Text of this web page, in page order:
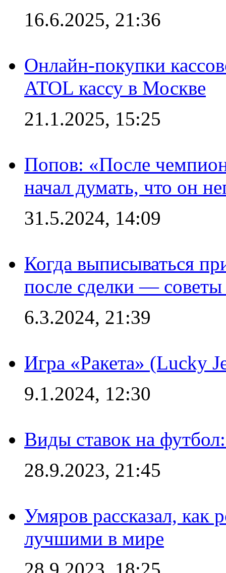
16.6.2025, 21:36
Онлайн-покупки
ATOL кассу в Москве
21.1.2025, 15:25
Попов: «После
начал думать, что он
31.5.2024, 14:09
Когда выписываться
после сделки —
6.3.2024, 21:39
Игра «Ракета» (Lucky
9.1.2024, 12:30
Виды ставок на
28.9.2023, 21:45
Умяров рассказал, как
лучшими в мире